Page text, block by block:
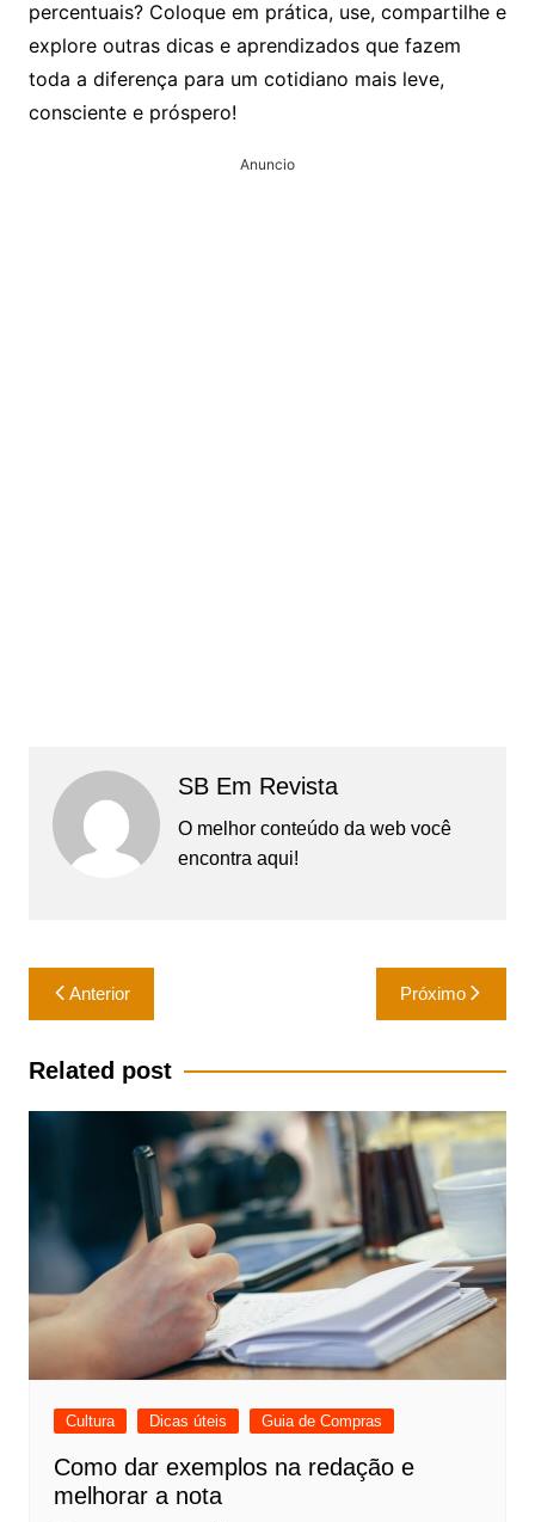
percentuais? Coloque em prática, use, compartilhe e
explore outras dicas e aprendizados que fazem
toda a diferença para um cotidiano mais leve,
consciente e próspero!
Anuncio
SB Em Revista
O melhor conteúdo da web você
encontra aqui!
Navegação
de
Post
Anterior Próximo
Related post
Cultura Dicas úteis Guia de Compras
Como dar exemplos na redação e
melhorar a nota